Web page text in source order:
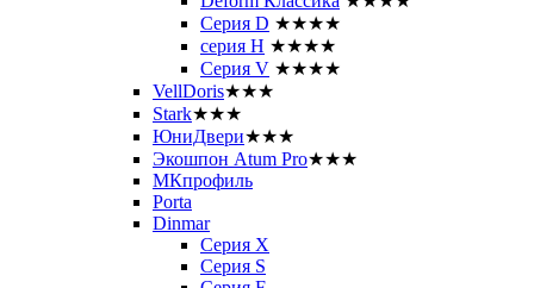
Серия D ★★★★
серия H ★★★★
Серия V ★★★★
VellDoris★★★
Stark★★★
ЮниДвери★★★
Экошпон Atum Pro★★★
МКпрофиль
Porta
Dinmar
Серия X
Серия S